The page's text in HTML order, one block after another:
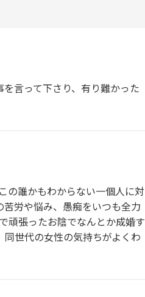
言って下さり、有り難かった
の誰かもわからない一個人に対
労や悩み、愚痴をいつも全力
頑張ったお陰でなんとか成婚す
世代の女性の気持ちがよくわ